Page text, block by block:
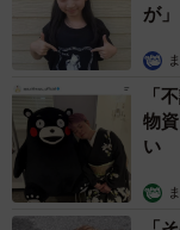
が
「
物
い